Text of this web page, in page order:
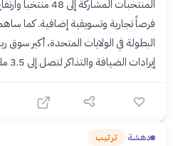
فرصاً تجارية وتسويقية إضافية. كما
البطولة في الولايات المتحدة، أكبر
إيرادات الضيافة والتذاكر لتصل إلى 3.5 مليار دولار.
دهشة› ترتيب